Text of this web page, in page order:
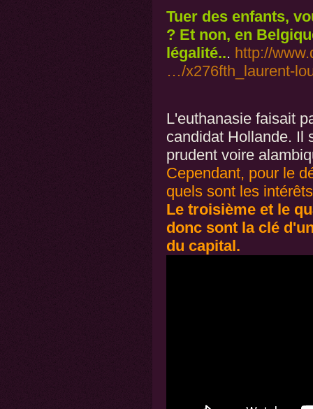
Tuer des enfants,
? Et non, en
légalité... http://
…/x276fth_laurent-
L'euthanasie faisait
candidat Hollande. Il
prudent voire
Cependant, pour le
quels sont les
Le troisième et le
donc sont la clé
du capital.